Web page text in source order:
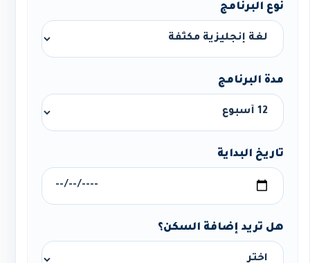
نوع البرنامج
مدة البرنامج
تاريخ البداية
هل تريد إضافة السكن؟